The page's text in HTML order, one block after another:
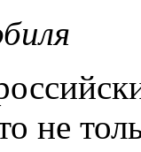
не